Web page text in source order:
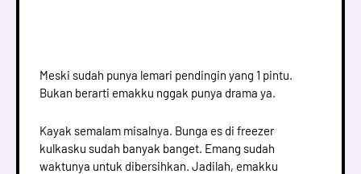
Meski sudah punya lemari pendingin yang 1 pintu.
Bukan berarti emakku nggak punya drama ya.
Kayak semalam misalnya. Bunga es di freezer
kulkasku sudah banyak banget. Emang sudah
waktunya untuk dibersihkan. Jadilah, emakku